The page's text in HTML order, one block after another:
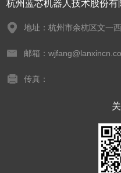
杭州蓝芯机器人技术股份有
地址：杭州市余杭区文一
邮箱：
传真：